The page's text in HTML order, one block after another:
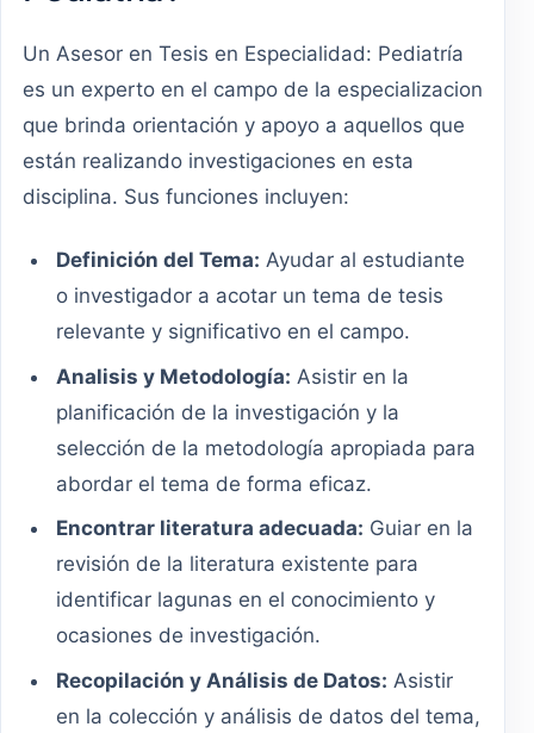
Un Asesor en Tesis en Especialidad: Pediatría
es un experto en el campo de la especializacion
que brinda orientación y apoyo a aquellos que
están realizando investigaciones en esta
disciplina. Sus funciones incluyen:
Definición del Tema: Ayudar al estudiante
o investigador a acotar un tema de tesis
relevante y significativo en el campo.
Analisis y Metodología: Asistir en la
planificación de la investigación y la
selección de la metodología apropiada para
abordar el tema de forma eficaz.
Encontrar literatura adecuada: Guiar en la
revisión de la literatura existente para
identificar lagunas en el conocimiento y
ocasiones de investigación.
Recopilación y Análisis de Datos: Asistir
en la colección y análisis de datos del tema,